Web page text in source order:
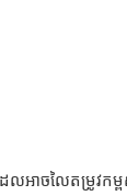
ែល​អាច​លៃតម្រូវ​ក